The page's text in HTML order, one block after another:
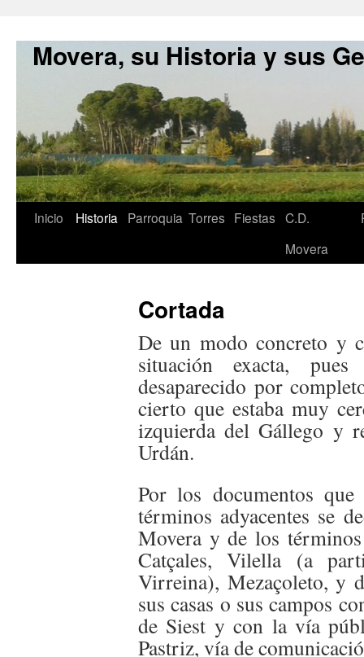
Movera, su Historia y sus
Inicio Historia Parroquia Torres Fiestas C.D.
Movera
Cortada
De un modo concreto y
situación exacta,
desaparecido por
cierto que estaba muy
izquierda del Gállego y
Urdán.
Por los documentos
términos adyacentes se
Movera y de los
Catçales, Vilella (a
Virreina), Mezaçoleto, y
sus casas o sus campos
de Siest y con la vía
Pastriz, vía de